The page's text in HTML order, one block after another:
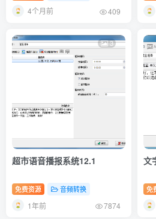
4个月前 409
3
超市语音播报系统12.1
免费资源 音频转换
1年前 7874
文
免